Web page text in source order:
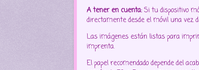
A tener en cuenta:Si tu dispositivo
directamente desde el móvil una vez
Las imágenes están listas para
imprenta.
El papel recomendado depende del